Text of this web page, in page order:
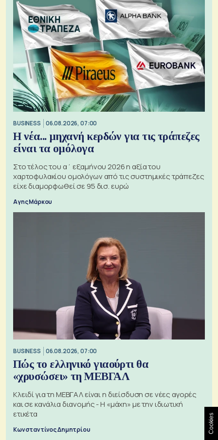
BUSINESS 06.08.2026, 07:00
Η νέα... μηχανή κερδών για τις τράπεζες
είναι τα ομόλογα
Στο τέλος του α΄ εξαμήνου 2026 η αξία του
χαρτοφυλακίου ομολόγων από τις συστημικές τράπεζες
είχε διαμορφωθεί σε 95 δισ. ευρώ
Αγης Μάρκου
BUSINESS 06.08.2026, 07:00
Πώς το ελληνικό γιαούρτι θα
«χρυσώσει» τη ΜΕΒΓΑΛ
Κλειδί για τη ΜΕΒΓΑΛ είναι η διείσδυση σε νέες αγορές
και σε κανάλια διανομής - Η «μάχη» με την ιδιωτική
ετικέτα
Κωνσταντίνος Δημητρίου Cookies